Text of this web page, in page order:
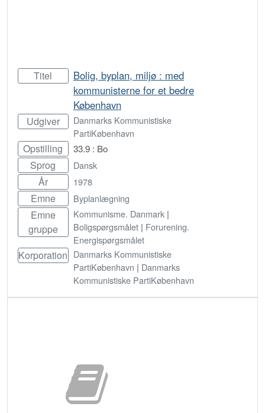
Titel
Bolig, byplan, miljø : med
kommunisterne for et bedre
København
Udgiver
Danmarks Kommunistiske
PartiKøbenhavn
Opstilling 33.9 : Bo
Sprog Dansk
År 1978
Emne Byplanlægning
Emne
gruppe
Kommunisme. Danmark |
Boligspørgsmålet | Forurening.
Energispørgsmålet
Korporation Danmarks Kommunistiske
PartiKøbenhavn | Danmarks
Kommunistiske PartiKøbenhavn
Bestil